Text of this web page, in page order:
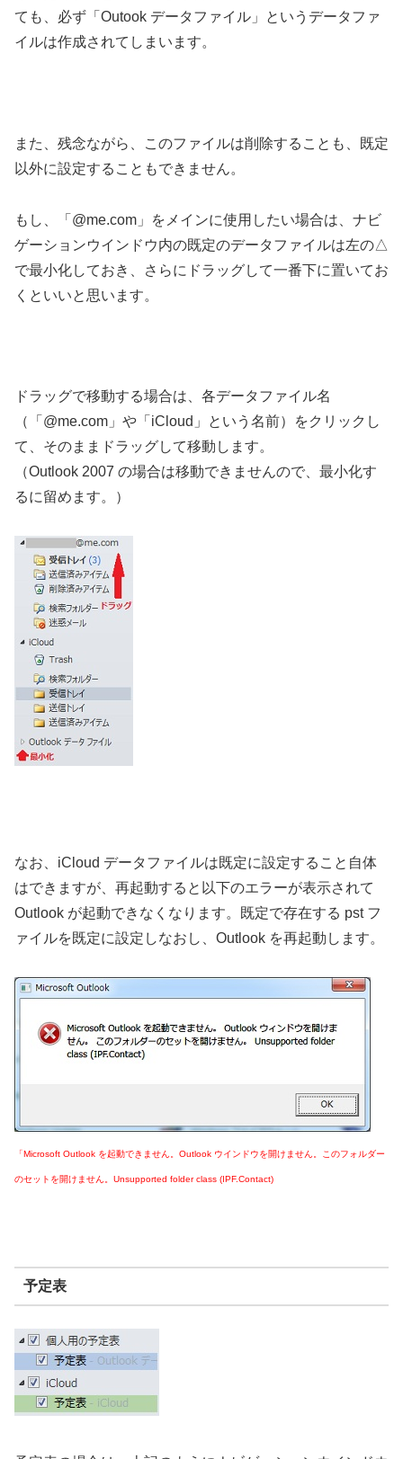
ても、必ず「Outook データファイル」というデータファ
イルは作成されてしまいます。
また、残念ながら、このファイルは削除することも、既定
以外に設定することもできません。
もし、「@me.com」をメインに使用したい場合は、ナビ
ゲーションウインドウ内の既定のデータファイルは左の△
で最小化しておき、さらにドラッグして一番下に置いてお
くといいと思います。
ドラッグで移動する場合は、各データファイル名
（「@me.com」や「iCloud」という名前）をクリックし
て、そのままドラッグして移動します。
（Outlook 2007 の場合は移動できませんので、最小化す
るに留めます。）
なお、iCloud データファイルは既定に設定すること自体
はできますが、再起動すると以下のエラーが表示されて
Outlook が起動できなくなります。既定で存在する pst フ
ァイルを既定に設定しなおし、Outlook を再起動します。
「Microsoft Outlook を起動できません。Outlook ウインドウを開けません。このフォルダー
のセットを開けません。Unsupported folder class (IPF.Contact)
予定表